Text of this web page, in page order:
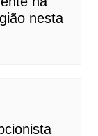
nesta